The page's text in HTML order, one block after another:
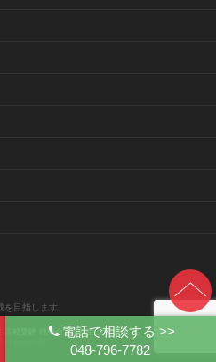
電話で相談する >>
048-796-7782
を目指します
高校受験 雄飛会 | 高校生 大学受験 文